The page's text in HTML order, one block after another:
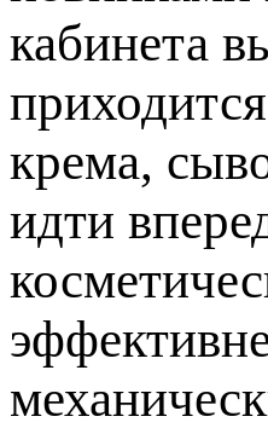
кабинета
крема,
идти